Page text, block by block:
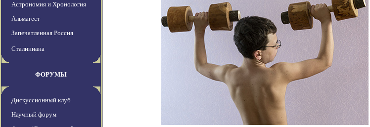
Астрономия и Хронология
Альмагест
Запечатленная Россия
Сталиниана
ФОРУМЫ
Дискуссионный клуб
Научный форум